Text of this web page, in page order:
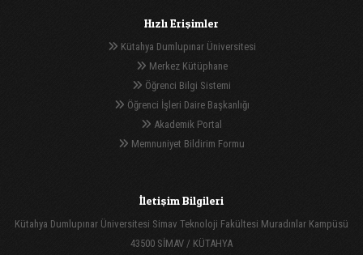
Hızlı Erişimler
Kütahya Dumlupınar Üniversitesi
Merkez Kütüphane
Öğrenci Bilgi Sistemi
Öğrenci İşleri Daire Başkanlığı
Akademik Portal
Memnuniyet Bildirim Formu
İletişim Bilgileri
Kütahya Dumlupınar Üniversitesi Simav Teknoloji Fakültesi Muradınlar Kampüsü
43500 SİMAV / KÜTAHYA